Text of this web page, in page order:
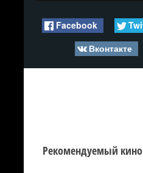
Facebook
Вконтакте
Рекомендуемый